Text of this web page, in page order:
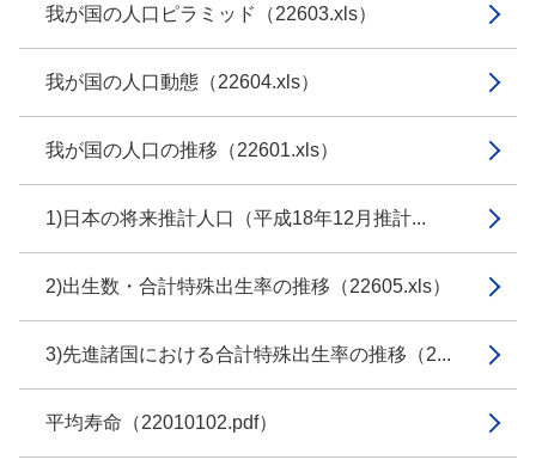
我が国の人口ピラミッド（22603.xls）
我が国の人口動態（22604.xls）
我が国の人口の推移（22601.xls）
1)日本の将来推計人口（平成18年12月推計...
2)出生数・合計特殊出生率の推移（22605.xls）
3)先進諸国における合計特殊出生率の推移（2...
平均寿命（22010102.pdf）